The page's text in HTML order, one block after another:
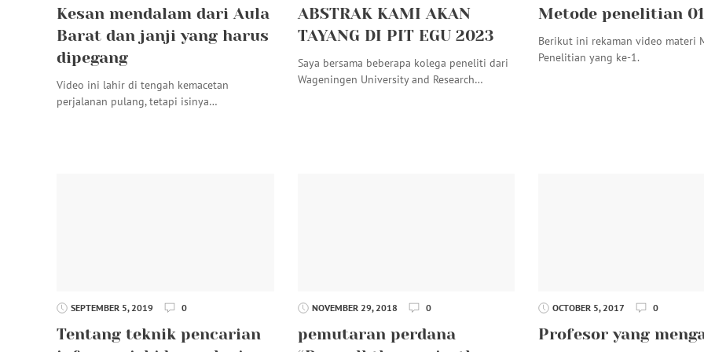
Kesan mendalam dari Aula
Barat dan janji yang harus
dipegang
Video ini lahir di tengah kemacetan
perjalanan pulang, tetapi isinya…
ABSTRAK KAMI AKAN
TAYANG DI PIT EGU 2023
Saya bersama beberapa kolega peneliti dari
Wageningen University and Research…
Metode penelitian 01
Berikut ini rekaman video materi
Penelitian yang ke-1.
SEPTEMBER 5, 2019 0
Tentang teknik pencarian
NOVEMBER 29, 2018 0
pemutaran perdana
OCTOBER 5, 2017 0
Profesor yang